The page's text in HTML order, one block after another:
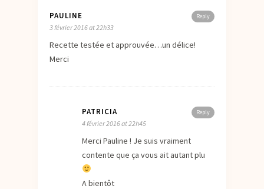
Reply
PAULINE
3 février 2016 at 22h33
Recette testée et approuvée…un délice!
Merci
Reply
PATRICIA
4 février 2016 at 22h45
Merci Pauline ! Je suis vraiment
contente que ça vous ait autant plu
A bientôt